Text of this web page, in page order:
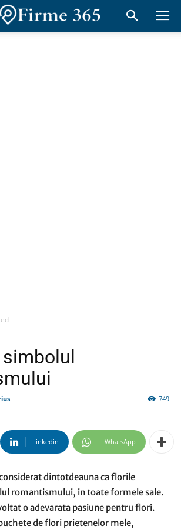
- 749
Linkedin WhatsApp
dintotdeauna ca florile
romantismului, in toate formele sale.
o adevarata pasiune pentru flori.
de flori prietenelor mele,